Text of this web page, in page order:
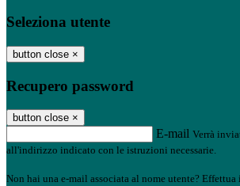
Seleziona utente
button close ×
Recupero password
button close ×
E-mail Verrà
all'indirizzo indicato con le istruzioni necessarie.
Non hai una e-mail associata al nome utente? Effettua